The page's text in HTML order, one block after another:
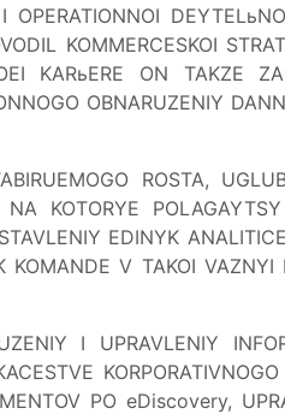
KOMMERCESKOI
KARьERE ON TAKZE
OBNARUZENIY
ROSTA,
NA KOTORYE
EDINYK
V TAKOI
I UPRAVLENIY
PO eDiscovery,